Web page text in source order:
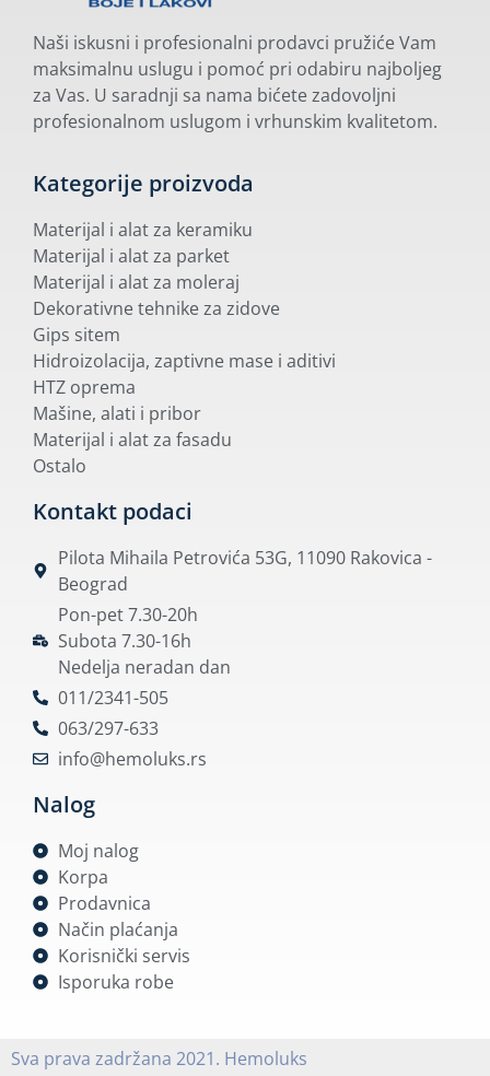
Naši iskusni i profesionalni prodavci pružiće Vam
maksimalnu uslugu i pomoć pri odabiru najboljeg
za Vas. U saradnji sa nama bićete zadovoljni
profesionalnom uslugom i vrhunskim kvalitetom.
Kategorije proizvoda
Materijal i alat za keramiku
Materijal i alat za parket
Materijal i alat za moleraj
Dekorativne tehnike za zidove
Gips sitem
Hidroizolacija, zaptivne mase i aditivi
HTZ oprema
Mašine, alati i pribor
Materijal i alat za fasadu
Ostalo
Kontakt podaci
Pilota Mihaila Petrovića 53G, 11090 Rakovica -
Beograd
Pon-pet 7.30-20h
Subota 7.30-16h
Nedelja neradan dan
011/2341-505
063/297-633
info@hemoluks.rs
Nalog
Moj nalog
Korpa
Prodavnica
Način plaćanja
Korisnički servis
Isporuka robe
Sva prava zadržana 2021. Hemoluks